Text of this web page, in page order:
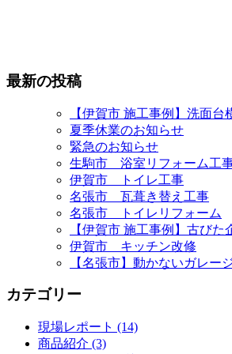
最新の投稿
【伊賀市 施工事例】洗面
夏季休業のお知らせ
緊急のお知らせ
生駒市 浴室リフォーム工
伊賀市 トイレ工事
名張市 瓦葺き替え工事
名張市 トイレリフォーム
【伊賀市 施工事例】古び
伊賀市 キッチン改修
【名張市】動かないガレ
カテゴリー
現場レポート (14)
商品紹介 (3)